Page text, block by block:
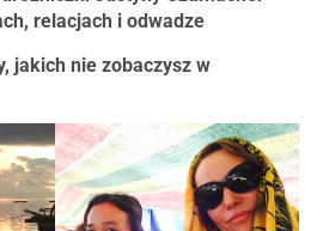
relacjach i odwadze
jakich nie zobaczysz w